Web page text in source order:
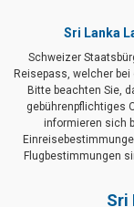
Sri Lanka
Schweizer
Reisepass, welcher
Bitte beachten Sie,
gebührenpflichtiges
informieren sich
Flugbestimmungen
Sri